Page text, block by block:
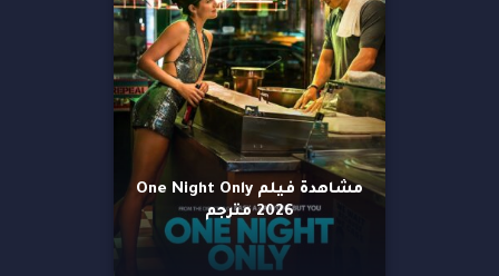
مشاهدة فيلم One Night Only
2026 مترجم